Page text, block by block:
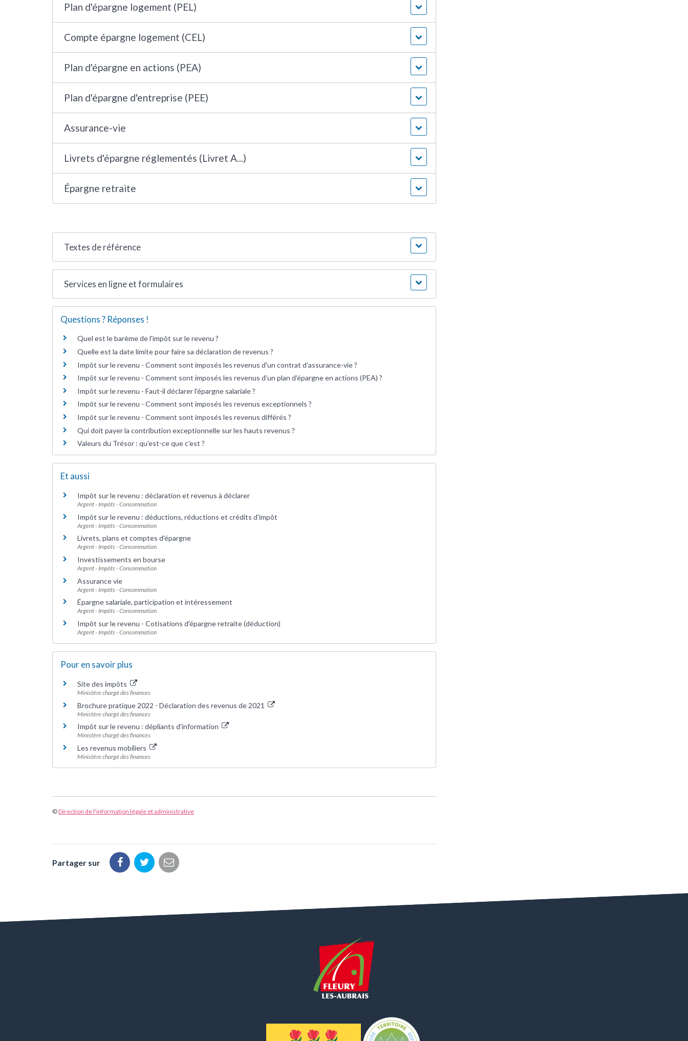
Plan d'épargne logement (PEL)
Compte épargne logement (CEL)
Plan d'épargne en actions (PEA)
Plan d'épargne d'entreprise (PEE)
Assurance-vie
Livrets d'épargne réglementés (Livret A...)
Épargne retraite
Textes de référence
Services en ligne et formulaires
Questions ? Réponses !
Quel est le barème de l'impôt sur le revenu ?
Quelle est la date limite pour faire sa déclaration de revenus ?
Impôt sur le revenu - Comment sont imposés les revenus d'un contrat d'assurance-vie ?
Impôt sur le revenu - Comment sont imposés les revenus d'un plan d'épargne en actions (PEA) ?
Impôt sur le revenu - Faut-il déclarer l'épargne salariale ?
Impôt sur le revenu - Comment sont imposés les revenus exceptionnels ?
Impôt sur le revenu - Comment sont imposés les revenus différés ?
Qui doit payer la contribution exceptionnelle sur les hauts revenus ?
Valeurs du Trésor : qu'est-ce que c'est ?
Et aussi
Impôt sur le revenu : déclaration et revenus à déclarer
Argent - Impôts - Consommation
Impôt sur le revenu : déductions, réductions et crédits d'impôt
Argent - Impôts - Consommation
Livrets, plans et comptes d'épargne
Argent - Impôts - Consommation
Investissements en bourse
Argent - Impôts - Consommation
Assurance vie
Argent - Impôts - Consommation
Épargne salariale, participation et intéressement
Argent - Impôts - Consommation
Impôt sur le revenu - Cotisations d'épargne retraite (déduction)
Argent - Impôts - Consommation
Pour en savoir plus
Site des impôts
Ministère chargé des finances
Brochure pratique 2022 - Déclaration des revenus de 2021
Ministère chargé des finances
Impôt sur le revenu : dépliants d'information
Ministère chargé des finances
Les revenus mobiliers
Ministère chargé des finances
©Direction de l'information légale et administrative
Partager sur
PartagerPartagerPartager